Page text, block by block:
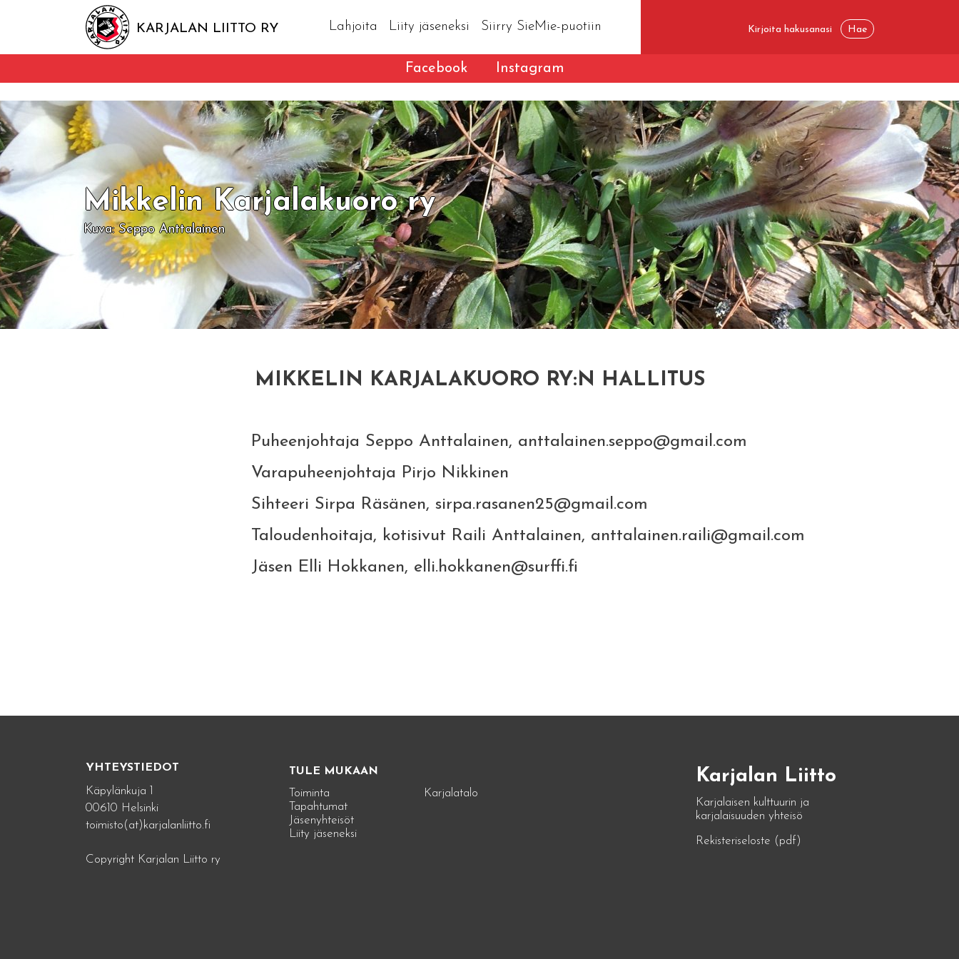
KARJALAN LIITTO RY Lahjoita Liity jäseneksi Siirry SieMie-puotiin
Facebook Instagram
Mikkelin Karjalakuoro ry
Kuva: Seppo Anttalainen
MIKKELIN KARJALAKUORO RY:N HALLITUS
Puheenjohtaja Seppo Anttalainen, anttalainen.seppo@gmail.com
Varapuheenjohtaja Pirjo Nikkinen
Sihteeri Sirpa Räsänen, sirpa.rasanen25@gmail.com
Taloudenhoitaja, kotisivut Raili Anttalainen, anttalainen.raili@gmail.com
Jäsen Elli Hokkanen, elli.hokkanen@surffi.fi
YHTEYSTIEDOT
Käpylänkuja 1
00610 Helsinki
toimisto(at)karjalanliitto.fi
Copyright Karjalan Liitto ry
TULE MUKAAN
Toiminta
Tapahtumat
Jäsenyhteisöt
Liity jäseneksi
Karjalatalo
Karjalan Liitto
Karjalaisen kulttuurin ja
karjalaisuuden yhteisö
Rekisteriseloste (pdf)